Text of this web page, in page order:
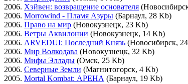
2006. Хэйвен: возвращение основателя
2006. Morrowind - Пламя Азуры (Барнаул, 28 Kb)
2006. Право на мир (Новокузнецк, 23 Kb)
2006. Ветры Аквилонии (Новокузнецк, 14 Kb)
2006. ARVEDUI: Последний Князь (Новосибирск,
2006. Мир Волкодава (Новокузнецк, 32 Kb)
2006. Мифы Эллады (Омск, 25 Kb)
2006. Северные Земли (Магнитогорск, 4 Kb)
2005. Mortal Kombat: АРЕНА (Барнаул, 19 Kb)